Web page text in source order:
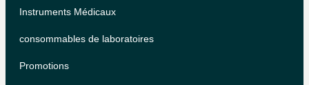
Instruments Médicaux
consommables de laboratoires
Promotions